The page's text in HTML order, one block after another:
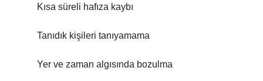
Kısa süreli hafıza kaybı
Tanıdık kişileri tanıyamama
Yer ve zaman algısında bozulma